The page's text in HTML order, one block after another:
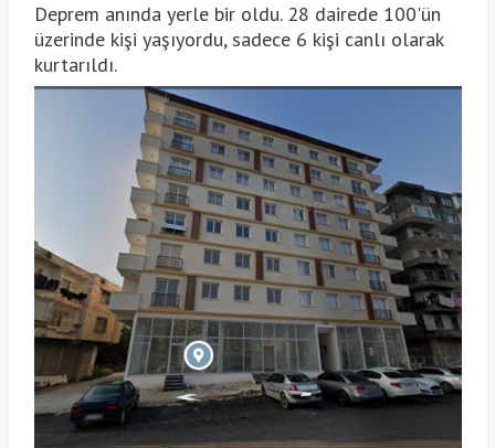
Deprem anında yerle bir oldu. 28 dairede 100'ün
üzerinde kişi yaşıyordu, sadece 6 kişi canlı olarak
kurtarıldı.